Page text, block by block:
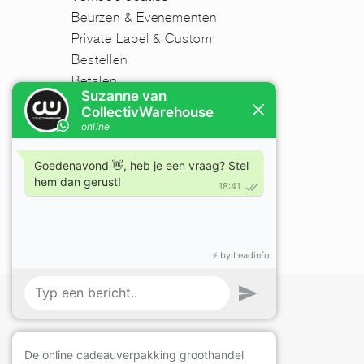
Beurzen & Evenementen
Private Label & Custom
Bestellen
Betalen
Verzenden
Retourneren
FAQ
Nieuwsbrief